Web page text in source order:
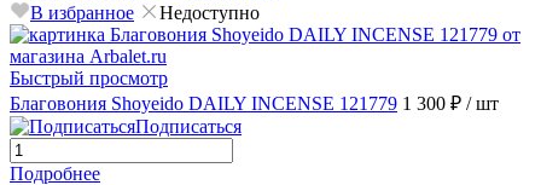
В избранное
Недоступно
Быстрый просмотр
Благовония Shoyeido DAILY INCENSE 121779 1 300 ₽ / шт
Подписаться
Подробнее